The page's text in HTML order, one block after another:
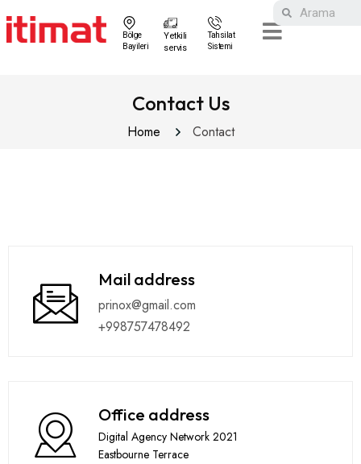
Bölge
Bayileri
Yetkili
servis
Tahsilat
Sistemi
Contact Us
Home Contact
Mail address
prinox@gmail.com
+998757478492
Office address
Digital Agency Network 2021
Eastbourne Terrace